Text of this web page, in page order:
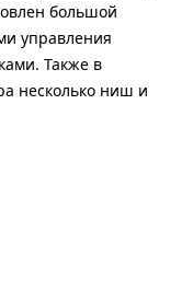
большой
управления
Также в
несколько ниш и